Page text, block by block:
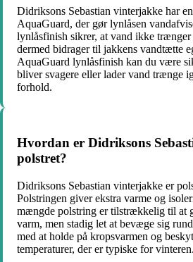
Didriksons Sebastian vinterjakke har
AquaGuard, der gør lynlåsen
lynlåsfinish sikrer, at vand ikke
dermed bidrager til jakkens vandtætte
AquaGuard lynlåsfinish kan du være
bliver svagere eller lader vand trænge
forhold.
Hvordan er Didriksons
polstret?
Didriksons Sebastian vinterjakke er
Polstringen giver ekstra varme og
mængde polstring er tilstrækkelig til at
varm, men stadig let at bevæge sig
med at holde på kropsvarmen og
temperaturer, der er typiske for vinteren.